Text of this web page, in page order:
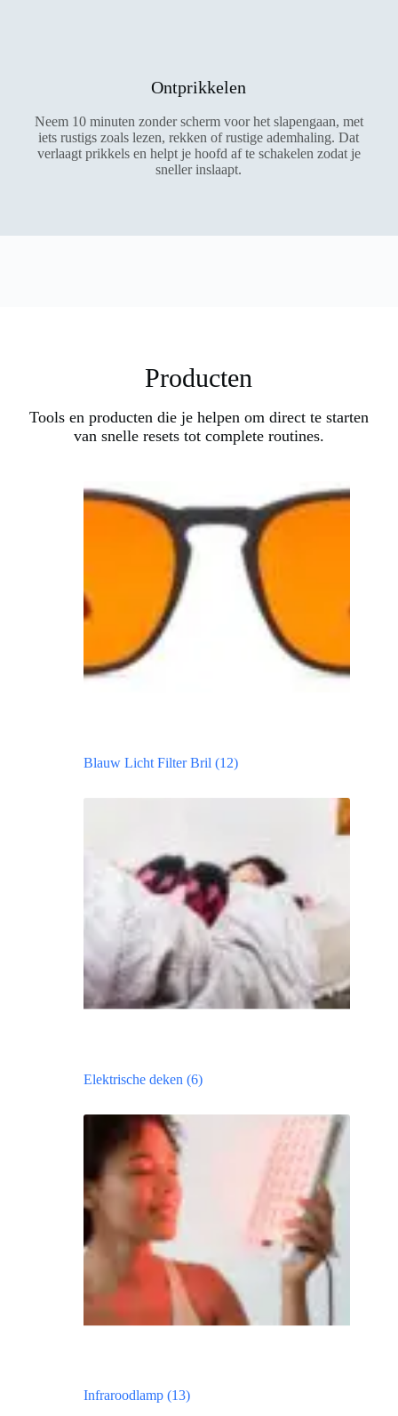
Ontprikkelen
Neem 10 minuten zonder scherm voor het slapengaan, met
iets rustigs zoals lezen, rekken of rustige ademhaling. Dat
verlaagt prikkels en helpt je hoofd af te schakelen zodat je
sneller inslaapt.
Producten
Tools en producten die je helpen om direct te starten
van snelle resets tot complete routines.
Blauw Licht Filter Bril (12)
Elektrische deken (6)
Infraroodlamp (13)